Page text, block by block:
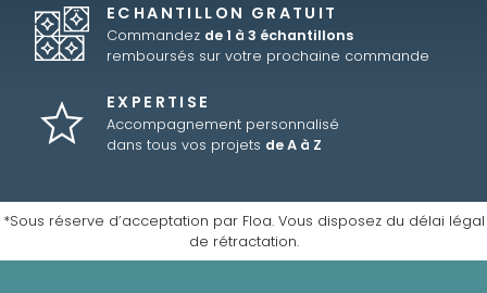
ECHANTILLON GRATUIT
Commandez de 1 à 3 échantillons
remboursés sur votre prochaine commande
EXPERTISE
Accompagnement personnalisé
dans tous vos projets de A à Z
*Sous réserve d’acceptation par Floa. Vous disposez du délai légal
de rétractation.